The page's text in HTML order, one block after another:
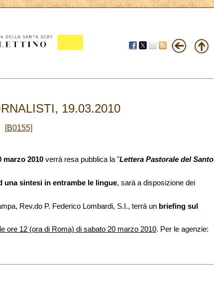
19.03.2010
[B0155]
marzo 2010 verrà resa pubblica la "Lettera Pastorale del Santo
una sintesi in entrambe le lingue, sarà a disposizione dei
Rev.do P. Federico Lombardi, S.I., terrà un briefing sul
ore 12 (ora di Roma) di sabato 20 marzo 2010. Per le agenzie: